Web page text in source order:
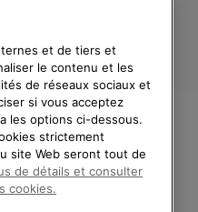
SOREL.
LIVRAISON.
et de tiers et
le contenu et les
de réseaux sociaux et
si vous acceptez
les options ci-dessous.
strictement
site Web seront tout de
de détails et consulter
cookies.